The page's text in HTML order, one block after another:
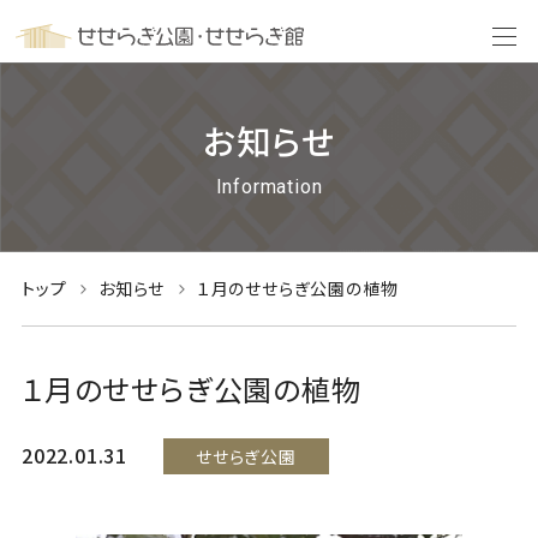
お知らせ
Information
トップ お知らせ １月のせせらぎ公園の植物
１月のせせらぎ公園の植物
2022.01.31 せせらぎ公園